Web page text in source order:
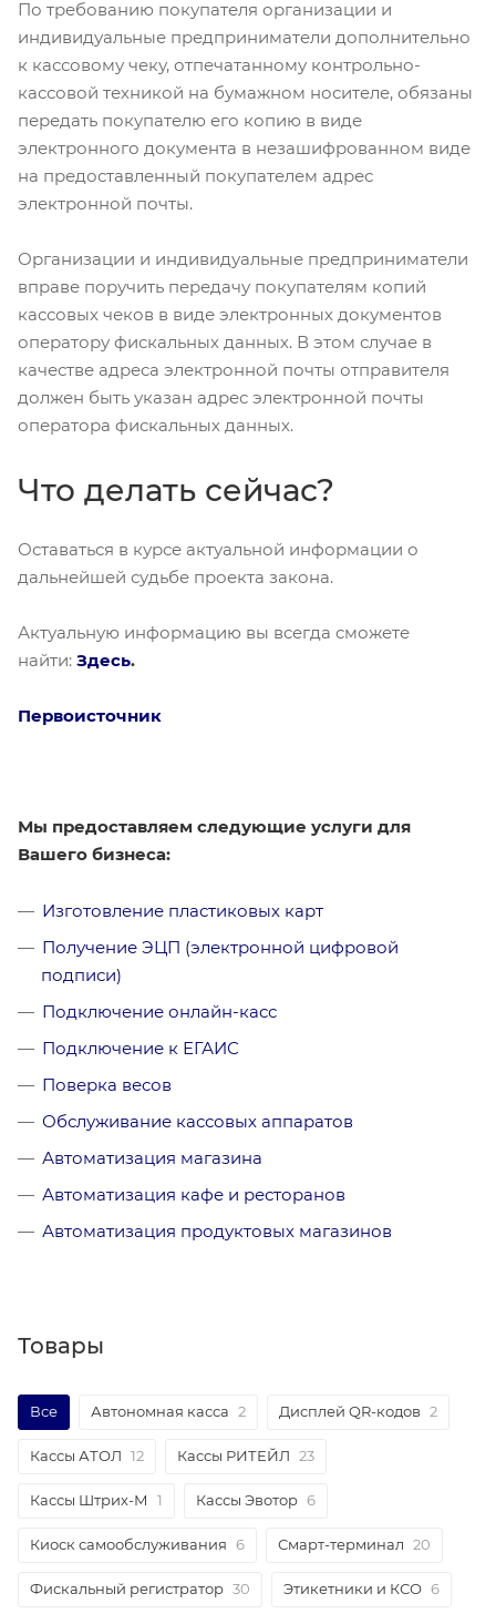
По требованию покупателя организации и
индивидуальные предприниматели дополнительно
к кассовому чеку, отпечатанному контрольно-
кассовой техникой на бумажном носителе, обязаны
передать покупателю его копию в виде
электронного документа в незашифрованном виде
на предоставленный покупателем адрес
электронной почты.
Организации и индивидуальные предприниматели
вправе поручить передачу покупателям копий
кассовых чеков в виде электронных документов
оператору фискальных данных. В этом случае в
качестве адреса электронной почты отправителя
должен быть указан адрес электронной почты
оператора фискальных данных.
Что делать сейчас?
Оставаться в курсе актуальной информации о
дальнейшей судьбе проекта закона.
Актуальную информацию вы всегда сможете
найти: Здесь.
Первоисточник
Мы предоставляем следующие услуги для
Вашего бизнеса:
Изготовление пластиковых карт
Получение ЭЦП (электронной цифровой
подписи)
Подключение онлайн-касс
Подключение к ЕГАИС
Поверка весов
Обслуживание кассовых аппаратов
Автоматизация магазина
Автоматизация кафе и ресторанов
Автоматизация продуктовых магазинов
Товары
Все Автономная касса 2 Дисплей QR-кодов 2
Кассы АТОЛ 12 Кассы РИТЕЙЛ 23
Кассы Штрих-М 1 Кассы Эвотор 6
Киоск самообслуживания 6 Смарт-терминал 20
Фискальный регистратор 30 Этикетники и КСО 6